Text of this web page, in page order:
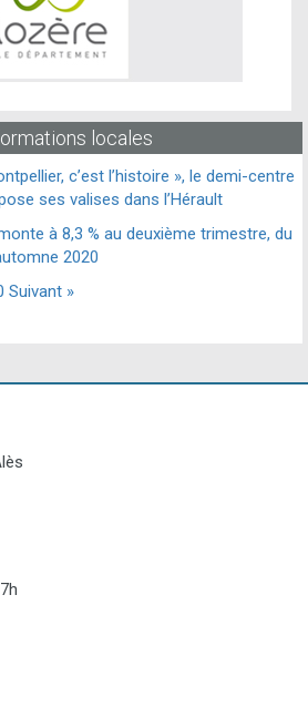
locales
c’est l’histoire », le demi-centre
ses valises dans l’Hérault
à 8,3 % au deuxième trimestre, du
2020
Suivant »